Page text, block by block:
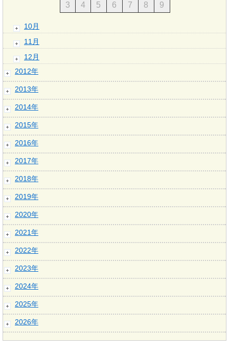
3
4 5 6 7 8 9
10月
11月
12月
2012年
2013年
2014年
2015年
2016年
2017年
2018年
2019年
2020年
2021年
2022年
2023年
2024年
2025年
2026年